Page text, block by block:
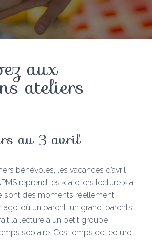
A
aux
ateliers
au 3 avril
bénévoles, les vacances d’avril
reprend les « ateliers lecture » à
sont des moments réellement
où un parent, un grand-parents
la lecture à un petit groupe
scolaire. Ces temps de lecture